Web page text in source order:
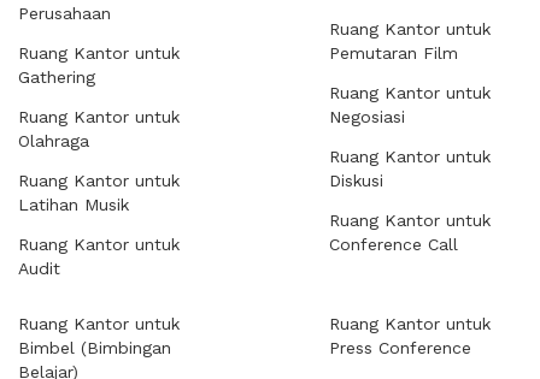
Perusahaan
Ruang Kantor untuk
Gathering
Ruang Kantor untuk
Olahraga
Ruang Kantor untuk
Latihan Musik
Ruang Kantor untuk
Audit
Ruang Kantor untuk
Pemutaran Film
Ruang Kantor untuk
Negosiasi
Ruang Kantor untuk
Diskusi
Ruang Kantor untuk
Conference Call
Ruang Kantor untuk
Bimbel (Bimbingan
Belajar)
Ruang Kantor untuk
Press Conference